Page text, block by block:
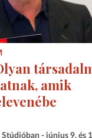
amik
- június 9. és